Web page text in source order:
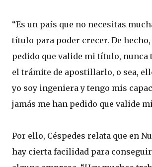
“Es un país que no necesitas
título para poder crecer. De
pedido que valide mi título, nunca
el trámite de apostillarlo, o sea,
yo soy ingeniera y tengo mis
jamás me han pedido que valide
Por ello, Céspedes relata que en
hay cierta facilidad para